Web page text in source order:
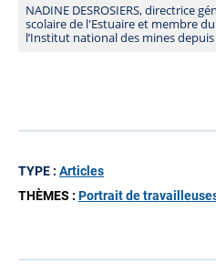
NADINE DESROSIERS, directrice
scolaire de l'Estuaire et membre
l’Institut national des mines
TYPE : Articles
THÈMES : Portrait de